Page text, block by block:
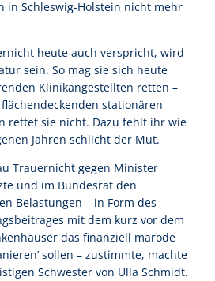
in Schleswig-Holstein nicht mehr
heute auch verspricht, wird
sein. So mag sie sich heute
Klinikangestellten retten –
stationären
rettet sie nicht. Dazu fehlt ihr wie
Jahren schlicht der Mut.
Trauernicht gegen Minister
und im Bundesrat den
Belastungen – in Form des
mit dem kurz vor dem
das finanziell marode
sollen – zustimmte, machte
Schwester von Ulla Schmidt.